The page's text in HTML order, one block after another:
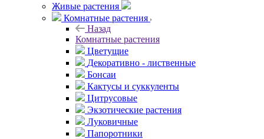
Живые растения
Комнатные растения
Назад
Комнатные растения
Цветущие
Декоративно - лиственные
Бонсаи
Кактусы и суккуленты
Цитрусовые
Экзотические растения
Луковичные
Папоротники